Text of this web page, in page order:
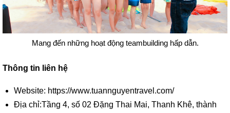
Mang đến những hoạt động teambuilding hấp dẫn.
Thông tin liên hệ
Website: https://www.tuannguyentravel.com/
Địa chỉ:Tầng 4, số 02 Đặng Thai Mai, Thanh Khê, thành